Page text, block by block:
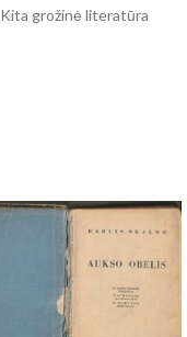
Kita grožinė literatūra